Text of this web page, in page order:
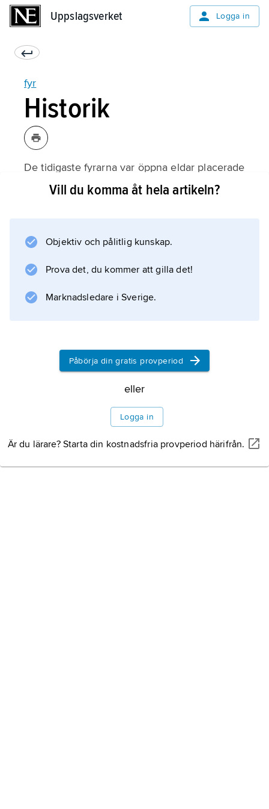
Uppslagsverket Logga in
fyr
Historik
De tidigaste fyrarna var öppna eldar placerade
på en tornavsats. Jämför
Sverige till slutet av 1700-talet. I en järnkorg,
upphängd i en lång träarm, eldades med kol.
korgen
Information om artikeln
Vill du komma åt hela artikeln?
Objektiv och pålitlig kunskap.
Prova det, du kommer att gilla det!
Marknadsledare i Sverige.
Påbörja din gratis provperiod
eller
Logga in
Är du lärare? Starta din kostnadsfria provperiod härifrån.